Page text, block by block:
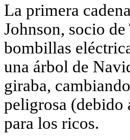
La primera
Johnson, socio
bombillas
una árbol de
giraba,
peligrosa (debido
para los ricos.